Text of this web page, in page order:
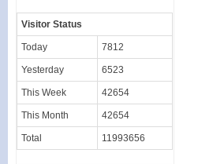
Visitor Status
Today 7812
Yesterday 6523
This Week 42654
This Month 42654
Total 11993656